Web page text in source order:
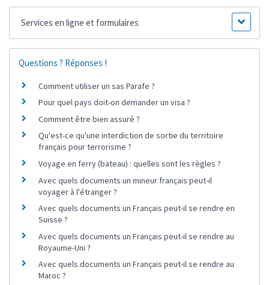
Services en ligne et formulaires
Questions ? Réponses !
Comment utiliser un sas Parafe ?
Pour quel pays doit-on demander un visa ?
Comment être bien assuré ?
Qu'est-ce qu'une interdiction de sortie du territoire
français pour terrorisme ?
Voyage en ferry (bateau) : quelles sont les règles ?
Avec quels documents un mineur français peut-il
voyager à l'étranger ?
Avec quels documents un Français peut-il se rendre en
Suisse ?
Avec quels documents un Français peut-il se rendre au
Royaume-Uni ?
Avec quels documents un Français peut-il se rendre au
Maroc ?